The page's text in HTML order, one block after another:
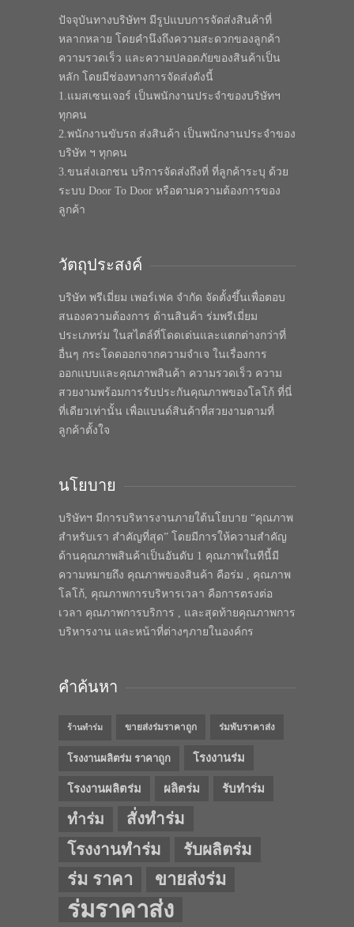
ปัจจุบันทางบริษัทฯ มีรูปแบบการจัดส่งสินค้าที่
หลากหลาย โดยคำนึงถึงความสะดวกของลูกค้า
ความรวดเร็ว และความปลอดภัยของสินค้าเป็น
หลัก โดยมีช่องทางการจัดส่งดังนี้
1.แมสเซนเจอร์ เป็นพนักงานประจำของบริษัทฯ
ทุกคน
2.พนักงานขับรถ ส่งสินค้า เป็นพนักงานประจำของ
บริษัท ฯ ทุกคน
3.ขนส่งเอกชน บริการจัดส่งถึงที่ ที่ลูกค้าระบุ ด้วย
ระบบ Door To Door หรือตามความต้องการของ
ลูกค้า
วัตถุประสงค์
บริษัท พรีเมี่ยม เพอร์เฟค จำกัด จัดตั้งขึ้นเพื่อตอบ
สนองความต้องการ ด้านสินค้า ร่มพรีเมี่ยม
ประเภทร่ม ในสไตล์ที่โดดเด่นและแตกต่างกว่าที่
อื่นๆ กระโดดออกจากความจำเจ ในเรื่องการ
ออกแบบและคุณภาพสินค้า ความรวดเร็ว ความ
สวยงามพร้อมการรับประกันคุณภาพของโลโก้ ที่นี่
ที่เดียวเท่านั้น เพื่อแบนด์สินค้าที่สวยงามตามที่
ลูกค้าตั้งใจ
นโยบาย
บริษัทฯ มีการบริหารงานภายใต้นโยบาย “คุณภาพ
สำหรับเรา สำคัญที่สุด” โดยมีการให้ความสำคัญ
ด้านคุณภาพสินค้าเป็นอันดับ 1 คุณภาพในทีนี้มี
ความหมายถึง คุณภาพของสินค้า คือร่ม , คุณภาพ
โลโก้, คุณภาพการบริหารเวลา คือการตรงต่อ
เวลา คุณภาพการบริการ , และสุดท้ายคุณภาพการ
บริหารงาน และหน้าที่ต่างๆภายในองค์กร
คำค้นหา
ร้านทำร่ม ขายส่งร่มราคาถูก ร่มพับราคาส่ง
โรงงานผลิตร่ม ราคาถูก โรงงานร่ม
โรงงานผลิตร่ม ผลิตร่ม รับทำร่ม
ทำร่ม
สั่งทำร่ม
โรงงานทำร่ม
รับผลิตร่ม
ร่ม ราคา ขายส่งร่ม
ร่มราคาส่ง